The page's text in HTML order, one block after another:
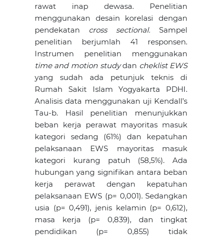
rawat inap dewasa. Penelitian
menggunakan desain korelasi dengan
pendekatan cross sectional. Sampel
penelitian berjumlah 41 responsen.
Instrumen penelitian menggunakan
time and motion studydan cheklist EWS
yang sudah ada petunjuk teknis di
Rumah Sakit Islam Yogyakarta PDHI.
Analisis data menggunakan uji Kendall’s
Tau-b. Hasil penelitian menunjukkan
beban kerja perawat mayoritas masuk
kategori sedang (61%) dan kepatuhan
pelaksanaan EWS mayoritas masuk
kategori kurang patuh (58,5%). Ada
hubungan yang signifikan antara beban
kerja perawat dengan kepatuhan
pelaksanaan EWS (p= 0,001). Sedangkan
usia (p= 0,491), jenis kelamin (p= 0,612),
masa kerja (p= 0,839), dan tingkat
pendidikan (p= 0,855) tidak